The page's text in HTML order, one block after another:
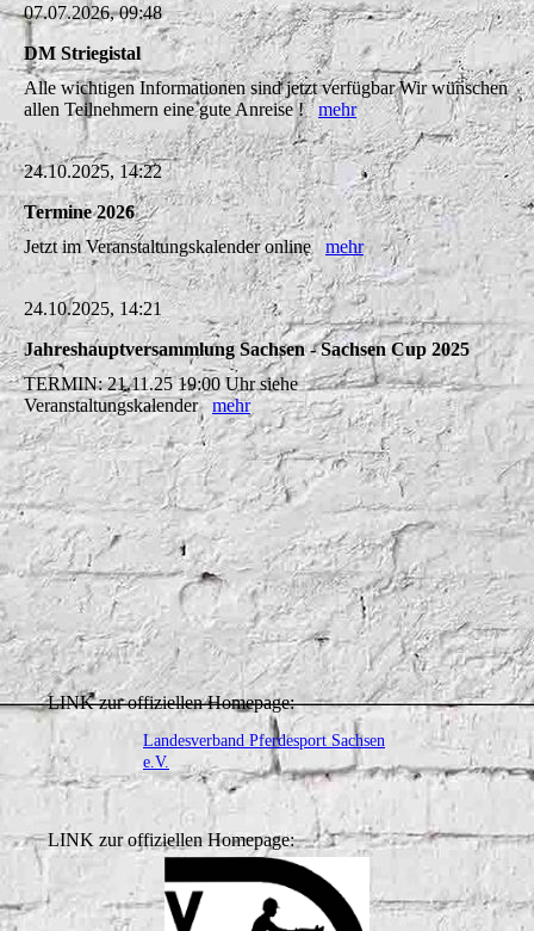
07.07.2026, 09:48
DM Striegistal
Alle wichtigen Informationen sind jetzt verfügbar Wir wünschen
allen Teilnehmern eine gute Anreise !mehr
24.10.2025, 14:22
Termine 2026
Jetzt im Veranstaltungskalender online mehr
24.10.2025, 14:21
Jahreshauptversammlung Sachsen - Sachsen Cup 2025
TERMIN: 21.11.25 19:00 Uhr siehe
Veranstaltungskalender mehr
LINK zur offiziellen Homepage:
Landesverband Pferdesport Sachsen
e.V.
LINK zur offiziellen Homepage: